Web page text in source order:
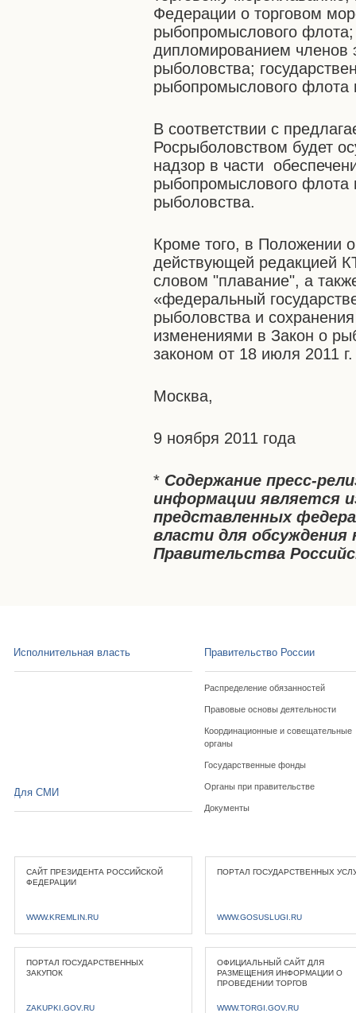
Федерации о торговом
рыбопромыслового
дипломированием членов
рыболовства;
рыбопромыслового флота
В соответствии с
Росрыболовством будет
надзор в части
рыбопромыслового флота
рыболовства.
Кроме того, в Положении
действующей редакцией
словом "плавание", а
«федеральный
рыболовства и
изменениями в Закон о
законом от 18 июля 2011
Москва,
9 ноября 2011 года
* Содержание пресс-
информации является
представленных
власти для обсуждения
Правительства
Исполнительная власть Правительство России
Распределение обязанностей
Правовые основы деятельности
Координационные и совещательные
органы
Государственные фонды
Органы при правительстве
Документы
Для СМИ
САЙТ ПРЕЗИДЕНТА РОССИЙСКОЙ
ФЕДЕРАЦИИ
WWW.KREMLIN.RU
ПОРТАЛ ГОСУДАРСТВЕННЫХ
WWW.GOSUSLUGI.RU
ПОРТАЛ ГОСУДАРСТВЕННЫХ
ЗАКУПОК
ZAKUPKI.GOV.RU
ОФИЦИАЛЬНЫЙ САЙТ ДЛЯ
РАЗМЕЩЕНИЯ ИНФОРМАЦИИ О
ПРОВЕДЕНИИ ТОРГОВ
WWW.TORGI.GOV.RU